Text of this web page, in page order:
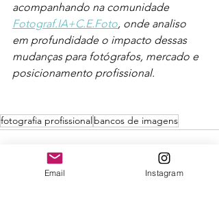
acompanhando na comunidade
Fotograf.IA+C.E.Foto, onde analiso
em profundidade o impacto dessas
mudanças para fotógrafos, mercado e
posicionamento profissional.
fotografia profissionalbancos de imagens
Email Instagram